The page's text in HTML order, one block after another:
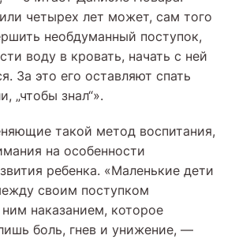
четырех лет может, сам того
необдуманный поступок,
воду в кровать, начать с ней
За это его оставляют спать
„чтобы знал“».
такой метод воспитания,
на особенности
ребенка. «Маленькие дети
своим поступком
наказанием, которое
боль, гнев и унижение, —